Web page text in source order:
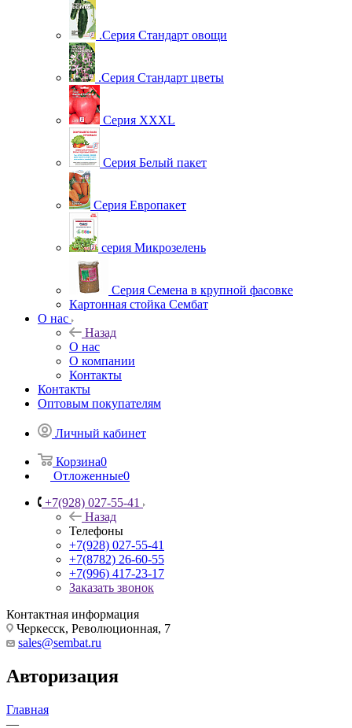
.Серия Стандарт овощи
.Серия Стандарт цветы
Серия XXXL
Серия Белый пакет
Серия Европакет
серия Микрозелень
Серия Семена в крупной фасовке
Картонная стойка Сембат
О нас
Назад
О нас
О компании
Контакты
Контакты
Оптовым покупателям
Личный кабинет
Корзина0
Отложенные0
+7(928) 027-55-41
Назад
Телефоны
+7(928) 027-55-41
+7(8782) 26-60-55
+7(996) 417-23-17
Заказать звонок
Контактная информация
Черкесск, Революционная, 7
sales@sembat.ru
Авторизация
Главная
—